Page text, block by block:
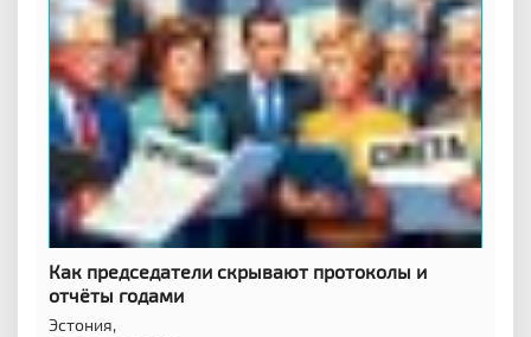
Как председатели скрывают протоколы и
отчёты годами
Эстония,